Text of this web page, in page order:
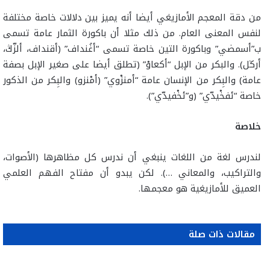
من دقة المعجم الأمازيغي أيضا أنه يميز بين دلالات خاصة مختلفة
لنفس المعنى العام. من ذلك مثلا أن باكورة الثمار عامة تسمى
ب”أسمضي” وباكورة التين خاصة تسمى “أغُنداف” (أقنداف، ألزّڭ،
أرڭل). والبكر من الإبل “أكعاوْ” (تطلق أيضا على صغير الإبل بصفة
عامة) والبِكر من الإنسان عامة “أمنزْوي” (أمْنزو) والبِكر من الذكور
خاصة “ئفخْيدّي” (و”ئخْفيدّي”).
خلاصة
لندرس لغة من اللغات ينبغي أن ندرس كل مظاهرها (الأصوات،
والتراكيب، والمعاني …). لكن يبدو أن مفتاح الفهم العلمي
العميق للأمازيغية هو معجمها.
مقالات ذات صلة